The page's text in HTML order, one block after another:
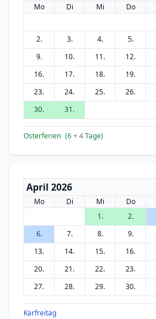
Mo Di Mi Do
2.
3. 4. 5.
9.
10. 11. 12.
16.
17. 18. 19.
23.
24. 25. 26.
30.
31.
Osterferien (6+ 4Tage)
April 2026
Mo Di Mi Do
1.
2.
6.
7. 8. 9.
13.
14. 15. 16.
20.
21. 22. 23.
27.
28. 29. 30.
Karfreitag